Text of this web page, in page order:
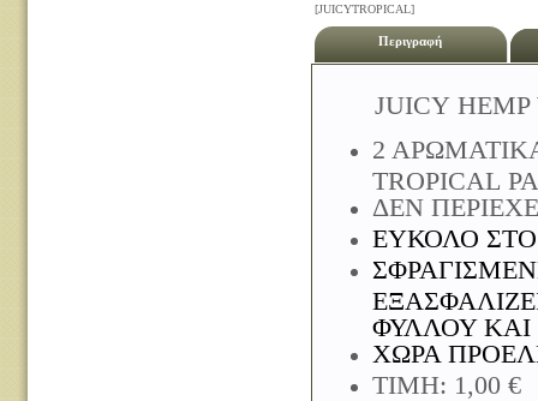
[JUICYTROPICAL]
Περιγραφή
JUICY HEMP
2
TROPICAL
ΔΕΝ
EΥΚΟΛΟ
ΦΥΛΛΟΥ
ΧΩΡΑ
ΤΙΜΗ: 1,00 €